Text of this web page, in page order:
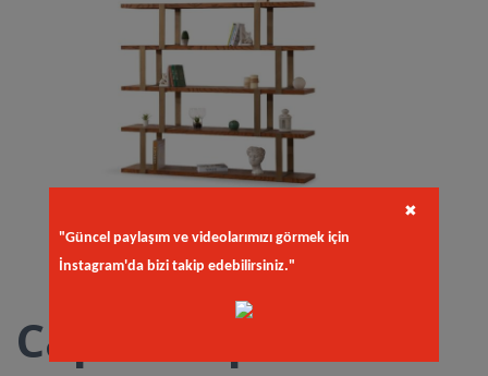
Caps Kitaplık
"Güncel paylaşım ve videolarımızı görmek için
İnstagram'da bizi takip edebilirsiniz."
✖